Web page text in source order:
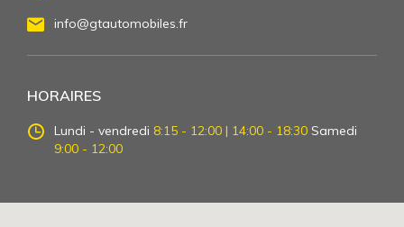
info@gtautomobiles.fr
HORAIRES
Lundi - vendredi 8:15 - 12:00 | 14:00 - 18:30 Samedi
9:00 - 12:00